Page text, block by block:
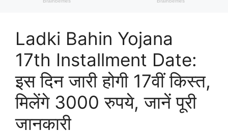
Ladki Bahin Yojana
17th Installment Date:
इस दिन जारी होगी 17वीं किस्त,
मिलेंगे 3000 रुपये, जानें पूरी
जानकारी